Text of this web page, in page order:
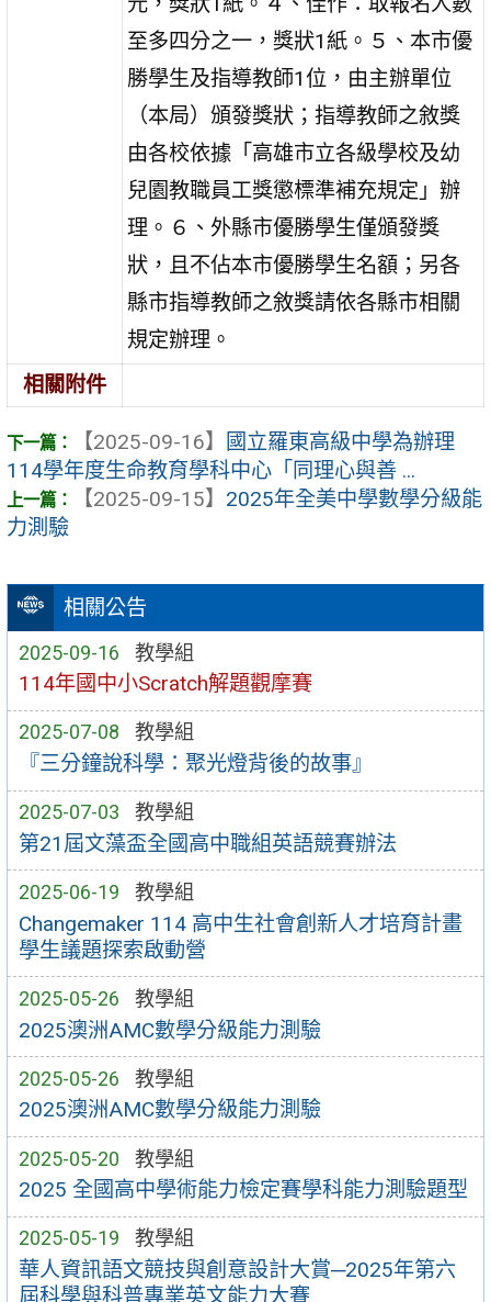
相關公告
2025-09-16 教學組
114年國中小Scratch解題觀摩賽
2025-07-08 教學組
『三分鐘說科學：聚光燈背後的故事』
2025-07-03 教學組
第21屆文藻盃全國高中職組英語競賽辦法
2025-06-19 教學組
Changemaker 114 高中生社會創新人才培育計畫
學生議題探索啟動營
2025-05-26 教學組
2025澳洲AMC數學分級能力測驗
2025-05-26 教學組
2025澳洲AMC數學分級能力測驗
2025-05-20 教學組
2025 全國高中學術能力檢定賽學科能力測驗題型
2025-05-19 教學組
華人資訊語文競技與創意設計大賞─2025年第六
屆科學與科普專業英文能力大賽
至多四分之一，獎狀1紙。５、本市優
勝學生及指導教師1位，由主辦單位
（本局）頒發獎狀；指導教師之敘獎
由各校依據「高雄市立各級學校及幼
兒園教職員工獎懲標準補充規定」辦
理。６、外縣市優勝學生僅頒發獎
狀，且不佔本市優勝學生名額；另各
縣市指導教師之敘獎請依各縣市相關
規定辦理。
相關附件
【2025-09-16】
國立羅東高級中學為辦理
114學年度生命教育學科中心「同理心與善 ...
【2025-09-15】 2025年全美中學數學分級能
力測驗